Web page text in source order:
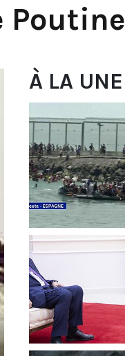
Poutine
À LA UNE